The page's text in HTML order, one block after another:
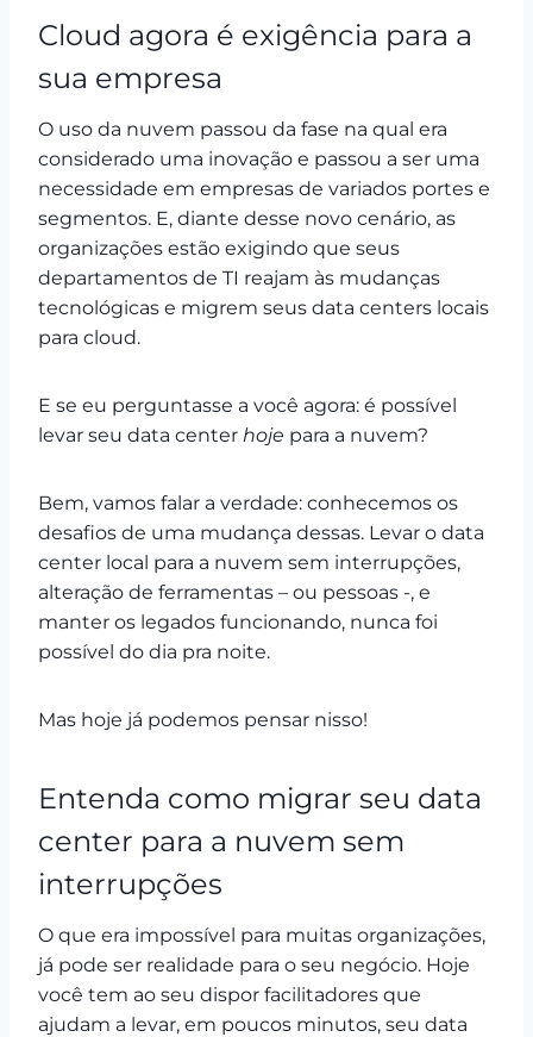
Cloud agora é exigência para a
sua empresa
O uso da nuvem passou da fase na qual era
considerado uma inovação e passou a ser uma
necessidade em empresas de variados portes e
segmentos. E, diante desse novo cenário, as
organizações estão exigindo que seus
departamentos de TI reajam às mudanças
tecnológicas e migrem seus data centers locais
para cloud.
E se eu perguntasse a você agora: é possível
levar seu data center hoje para a nuvem?
Bem, vamos falar a verdade: conhecemos os
desafios de uma mudança dessas. Levar o data
center local para a nuvem sem interrupções,
alteração de ferramentas – ou pessoas -, e
manter os legados funcionando, nunca foi
possível do dia pra noite.
Mas hoje já podemos pensar nisso!
Entenda como migrar seu data
center para a nuvem sem
interrupções
O que era impossível para muitas organizações,
já pode ser realidade para o seu negócio. Hoje
você tem ao seu dispor facilitadores que
ajudam a levar, em poucos minutos, seu data